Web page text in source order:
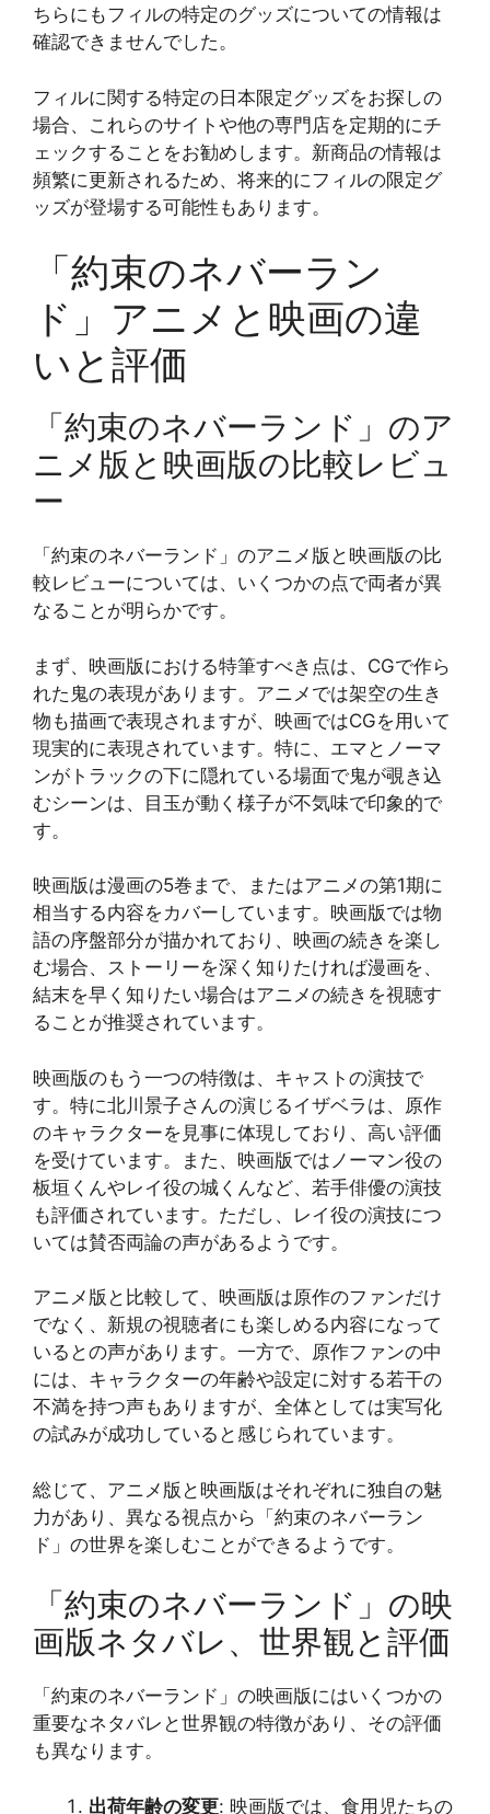
ちらにもフィルの特定のグッズについての情報は
確認できませんでした​​。
フィルに関する特定の日本限定グッズをお探しの
場合、これらのサイトや他の専門店を定期的にチ
ェックすることをお勧めします。新商品の情報は
頻繁に更新されるため、将来的にフィルの限定グ
ッズが登場する可能性もあります。
「約束のネバーラン
ド」アニメと映画の違
いと評価
「約束のネバーランド」のア
ニメ版と映画版の比較レビュ
ー
「約束のネバーランド」のアニメ版と映画版の比
較レビューについては、いくつかの点で両者が異
なることが明らかです。
まず、映画版における特筆すべき点は、CGで作ら
れた鬼の表現があります。アニメでは架空の生き
物も描画で表現されますが、映画ではCGを用いて
現実的に表現されています。特に、エマとノーマ
ンがトラックの下に隠れている場面で鬼が覗き込
むシーンは、目玉が動く様子が不気味で印象的で
す​​。
映画版は漫画の5巻まで、またはアニメの第1期に
相当する内容をカバーしています。映画版では物
語の序盤部分が描かれており、映画の続きを楽し
む場合、ストーリーを深く知りたければ漫画を、
結末を早く知りたい場合はアニメの続きを視聴す
ることが推奨されています​​。
映画版のもう一つの特徴は、キャストの演技で
す。特に北川景子さんの演じるイザベラは、原作
のキャラクターを見事に体現しており、高い評価
を受けています。また、映画版ではノーマン役の
板垣くんやレイ役の城くんなど、若手俳優の演技
も評価されています。ただし、レイ役の演技につ
いては賛否両論の声があるようです​​。
アニメ版と比較して、映画版は原作のファンだけ
でなく、新規の視聴者にも楽しめる内容になって
いるとの声があります。一方で、原作ファンの中
には、キャラクターの年齢や設定に対する若干の
不満を持つ声もありますが、全体としては実写化
の試みが成功していると感じられています。
総じて、アニメ版と映画版はそれぞれに独自の魅
力があり、異なる視点から「約束のネバーラン
ド」の世界を楽しむことができるようです。
「約束のネバーランド」の映
画版ネタバレ、世界観と評価
「約束のネバーランド」の映画版にはいくつかの
重要なネタバレと世界観の特徴があり、その評価
も異なります。
出荷年齢の変更: 映画版では、食用児たちの